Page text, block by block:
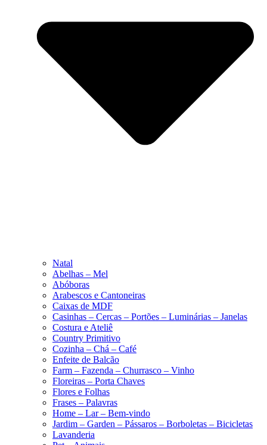
Natal
Abelhas – Mel
Abóboras
Arabescos e Cantoneiras
Caixas de MDF
Casinhas – Cercas – Portões – Luminárias – Janelas
Costura e Ateliê
Country Primitivo
Cozinha – Chá – Café
Enfeite de Balcão
Farm – Fazenda – Churrasco – Vinho
Floreiras – Porta Chaves
Flores e Folhas
Frases – Palavras
Home – Lar – Bem-vindo
Jardim – Garden – Pássaros – Borboletas – Bicicletas
Lavanderia